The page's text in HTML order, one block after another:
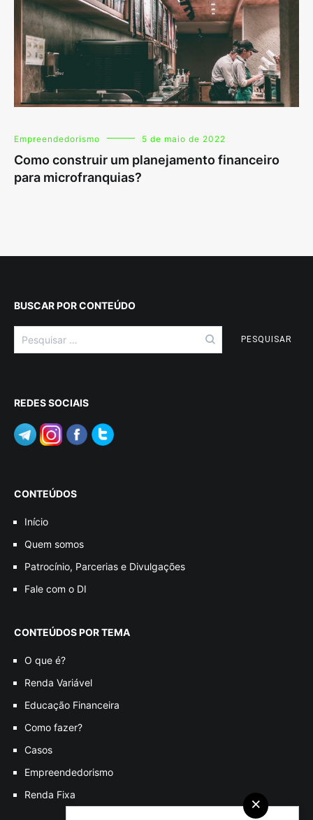
Empreendedorismo 5 de maio de 2022
Como construir um planejamento financeiro
para microfranquias?
BUSCAR POR CONTEÚDO
por:
REDES SOCIAIS
CONTEÚDOS
Início
Quem somos
Patrocínio, Parcerias e Divulgações
Fale com o DI
CONTEÚDOS POR TEMA
O que é?
Renda Variável
Educação Financeira
Como fazer?
Casos
Empreendedorismo
Renda Fixa
×